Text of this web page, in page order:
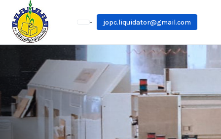
- jopc.liquidator@gmail.com